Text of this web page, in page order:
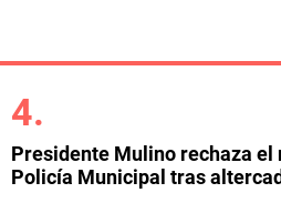
Presidente Mulino rechaza el
Policía Municipal tras